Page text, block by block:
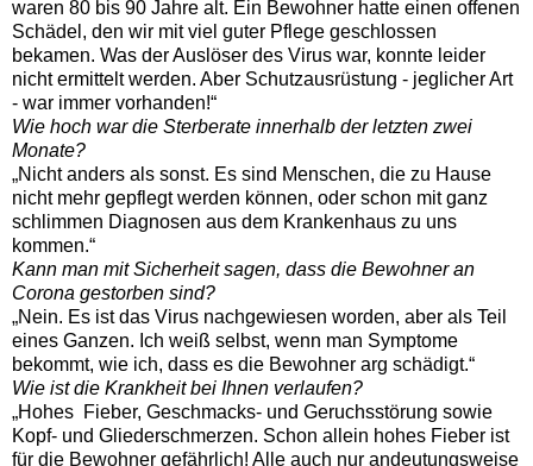
waren 80 bis 90 Jahre alt. Ein Bewohner hatte einen offenen
Schädel, den wir mit viel guter Pflege geschlossen
bekamen. Was der Auslöser des Virus war, konnte leider
nicht ermittelt werden. Aber Schutzausrüstung - jeglicher Art
- war immer vorhanden!“
Wie hoch war die Sterberate innerhalb der letzten zwei
Monate?
„Nicht anders als sonst. Es sind Menschen, die zu Hause
nicht mehr gepflegt werden können, oder schon mit ganz
schlimmen Diagnosen aus dem Krankenhaus zu uns
kommen.“
Kann man mit Sicherheit sagen, dass die Bewohner an
Corona gestorben sind?
„Nein. Es ist das Virus nachgewiesen worden, aber als Teil
eines Ganzen. Ich weiß selbst, wenn man Symptome
bekommt, wie ich, dass es die Bewohner arg schädigt.“
Wie ist die Krankheit bei Ihnen verlaufen?
„Hohes Fieber, Geschmacks- und Geruchsstörung sowie
Kopf- und Gliederschmerzen. Schon allein hohes Fieber ist
für die Bewohner gefährlich! Alle auch nur andeutungsweise